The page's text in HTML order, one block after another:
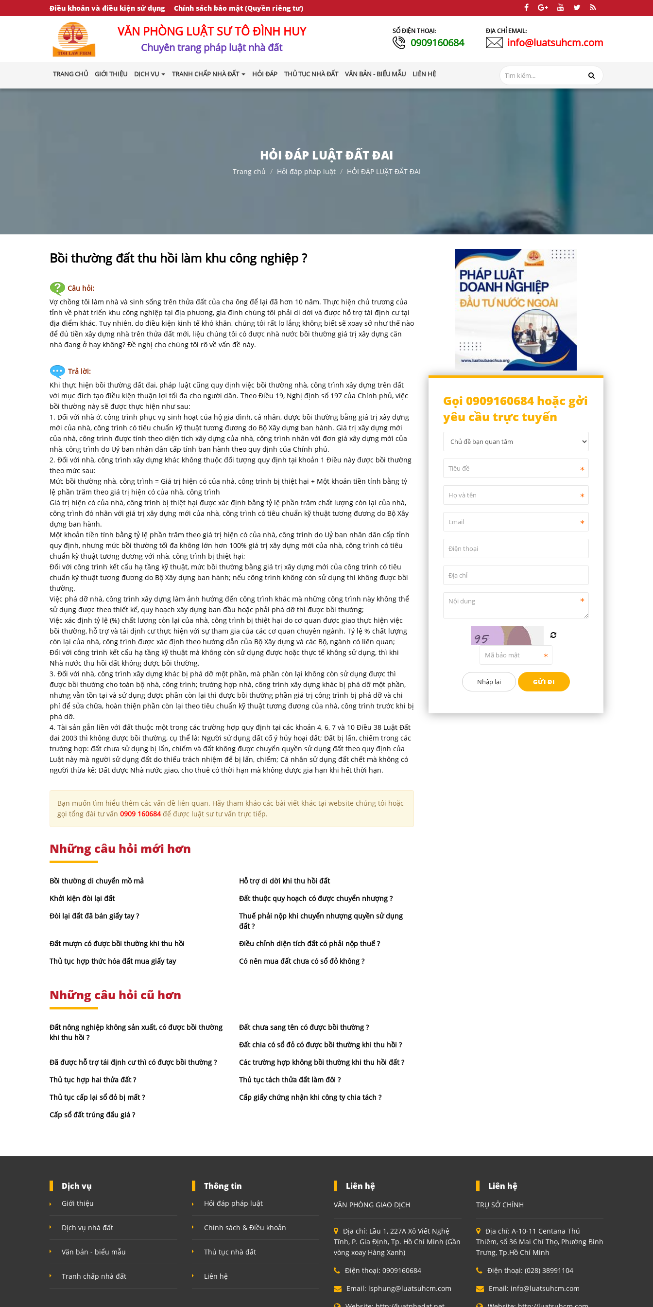
Điều khoản và điều kiện sử dụng Chính sách bảo mật (Quyền riêng tư)
VĂN PHÒNG LUẬT SƯ TÔ ĐÌNH HUY
Chuyên trang pháp luật nhà đất
SỐ ĐIỆN THOẠI:
0909160684
ĐỊA CHỈ EMAIL:
info@luatsuhcm.com
TRANG CHỦ GIỚI THIỆU DỊCH VỤ TRANH CHẤP NHÀ ĐẤT HỎI ĐÁP THỦ TỤC NHÀ ĐẤT VĂN BẢN - BIỂU MẪU LIÊN HỆ
HỎI ĐÁP LUẬT ĐẤT ĐAI
Trang chủ Hỏi đáp pháp luật HỎI ĐÁP LUẬT ĐẤT ĐAI
Bồi thường đất thu hồi làm khu công nghiệp ?
Câu hỏi:
Vợ chồng tôi làm nhà và sinh sống trên thửa đất của cha ông để lại đã hơn 10 năm. Thực hiện chủ trương của
tỉnh về phát triển khu công nghiệp tại địa phương, gia đình chúng tôi phải di dời và được hỗ trợ tái định cư tại
địa điểm khác. Tuy nhiên, do điều kiện kinh tế khó khăn, chúng tôi rất lo lắng không biết sẽ xoay sở như thế nào
để đủ tiền xây dựng nhà trên thửa đất mới, liệu chúng tôi có được nhà nước bồi thường giá trị xây dựng căn
nhà đang ở hay không? Đề nghị cho chúng tôi rõ về vấn đề này.
Trả lời:
Khi thực hiện bồi thường đất đai, pháp luật cũng quy định việc bồi thường nhà, công trình xây dựng trên đất
với mục đích tạo điều kiện thuận lợi tối đa cho người dân. Theo Điều 19, Nghị định số 197 của Chính phủ, việc
bồi thường này sẽ được thực hiện như sau:
1. Đối với nhà ở, công trình phục vụ sinh hoạt của hộ gia đình, cá nhân, được bồi thường bằng giá trị xây dựng
mới của nhà, công trình có tiêu chuẩn kỹ thuật tương đương do Bộ Xây dựng ban hành. Giá trị xây dựng mới
của nhà, công trình được tính theo diện tích xây dựng của nhà, công trình nhân với đơn giá xây dựng mới của
nhà, công trình do Uỷ ban nhân dân cấp tỉnh ban hành theo quy định của Chính phủ.
2. Đối với nhà, công trình xây dựng khác không thuộc đối tượng quy định tại khoản 1 Điều này được bồi thường
theo mức sau:
Mức bồi thường nhà, công trình = Giá trị hiện có của nhà, công trình bị thiệt hại + Một khoản tiền tính bằng tỷ
lệ phần trăm theo giá trị hiện có của nhà, công trình
Giá trị hiện có của nhà, công trình bị thiệt hại được xác định bằng tỷ lệ phần trăm chất lượng còn lại của nhà,
công trình đó nhân với giá trị xây dựng mới của nhà, công trình có tiêu chuẩn kỹ thuật tương đương do Bộ Xây
dựng ban hành.
Một khoản tiền tính bằng tỷ lệ phần trăm theo giá trị hiện có của nhà, công trình do Uỷ ban nhân dân cấp tỉnh
quy định, nhưng mức bồi thường tối đa không lớn hơn 100% giá trị xây dựng mới của nhà, công trình có tiêu
chuẩn kỹ thuật tương đương với nhà, công trình bị thiệt hại;
Đối với công trình kết cấu hạ tầng kỹ thuật, mức bồi thường bằng giá trị xây dựng mới của công trình có tiêu
chuẩn kỹ thuật tương đương do Bộ Xây dựng ban hành; nếu công trình không còn sử dụng thì không được bồi
thường.
Việc phá dỡ nhà, công trình xây dựng làm ảnh hưởng đến công trình khác mà những công trình này không thể
sử dụng được theo thiết kế, quy hoạch xây dựng ban đầu hoặc phải phá dỡ thì được bồi thường;
Việc xác định tỷ lệ (%) chất lượng còn lại của nhà, công trình bị thiệt hại do cơ quan được giao thực hiện việc
bồi thường, hỗ trợ và tái định cư thực hiện với sự tham gia của các cơ quan chuyên ngành. Tỷ lệ % chất lượng
còn lại của nhà, công trình được xác định theo hướng dẫn của Bộ Xây dựng và các Bộ, ngành có liên quan;
Đối với công trình kết cấu hạ tầng kỹ thuật mà không còn sử dụng được hoặc thực tế không sử dụng, thì khi
Nhà nước thu hồi đất không được bồi thường.
3. Đối với nhà, công trình xây dựng khác bị phá dỡ một phần, mà phần còn lại không còn sử dụng được thì
được bồi thường cho toàn bộ nhà, công trình; trường hợp nhà, công trình xây dựng khác bị phá dỡ một phần,
nhưng vẫn tồn tại và sử dụng được phần còn lại thì được bồi thường phần giá trị công trình bị phá dỡ và chi
phí để sửa chữa, hoàn thiện phần còn lại theo tiêu chuẩn kỹ thuật tương đương của nhà, công trình trước khi bị
phá dỡ.
4. Tài sản gắn liền với đất thuộc một trong các trường hợp quy định tại các khoản 4, 6, 7 và 10 Điều 38 Luật Đất
đai 2003 thì không được bồi thường, cụ thể là: Người sử dụng đất cố ý hủy hoại đất; Đất bị lấn, chiếm trong các
trường hợp: đất chưa sử dụng bị lấn, chiếm và đất không được chuyển quyền sử dụng đất theo quy định của
Luật này mà người sử dụng đất do thiếu trách nhiệm để bị lấn, chiếm; Cá nhân sử dụng đất chết mà không có
người thừa kế; Đất được Nhà nước giao, cho thuê có thời hạn mà không được gia hạn khi hết thời hạn.
Bạn muốn tìm hiểu thêm các vấn đề liên quan. Hãy tham khảo các bài viết khác tại website chúng tôi hoặc
gọi tổng đài tư vấn 0909 160684để được luật sư tư vấn trực tiếp.
Những câu hỏi mới hơn
Bồi thường di chuyển mồ mả
Hỗ trợ di dời khi thu hồi đất
Khởi kiện đòi lại đất
Đất thuộc quy hoạch có được chuyển nhượng ?
Đòi lại đất đã bán giấy tay ?
Thuế phải nộp khi chuyển nhượng quyền sử dụng
đất ?
Đất mượn có được bồi thường khi thu hồi
Điều chỉnh diện tích đất có phải nộp thuế ?
Thủ tục hợp thức hóa đất mua giấy tay
Có nên mua đất chưa có sổ đỏ không ?
Những câu hỏi cũ hơn
Đất nông nghiệp không sản xuất, có được bồi thường
khi thu hồi ?
Đất chưa sang tên có được bồi thường ?
Đất chia có sổ đỏ có được bồi thường khi thu hồi ?
Đã được hỗ trợ tái định cư thì có được bồi thường ?
Các trường hợp không bồi thường khi thu hồi đất ?
Thủ tục hợp hai thửa đất ?
Thủ tục tách thửa đất làm đôi ?
Thủ tục cấp lại sổ đỏ bị mất ?
Cấp giấy chứng nhận khi công ty chia tách ?
Cấp sổ đất trúng đấu giá ?
Gọi 0909160684 hoặc gởi
yêu cầu trực tuyến
Dịch vụ
Giới thiệu
Dịch vụ nhà đất
Văn bản - biểu mẫu
Tranh chấp nhà đất
Thông tin
Hỏi đáp pháp luật
Chính sách & Điều khoản
Thủ tục nhà đất
Liên hệ
Liên hệ
VĂN PHÒNG GIAO DỊCH
Địa chỉ: Lầu 1, 227A Xô Viết Nghệ
Tĩnh, P. Gia Định, Tp. Hồ Chí Minh (Gần
vòng xoay Hàng Xanh)
Điện thoại: 0909160684
Email: lsphung@luatsuhcm.com
Liên hệ
TRỤ SỞ CHÍNH
Địa chỉ: A-10-11 Centana Thủ
Thiêm, số 36 Mai Chí Thọ, Phường Bình
Trưng, Tp.Hồ Chí Minh
Điện thoại: (028) 38991104
Email: info@luatsuhcm.com